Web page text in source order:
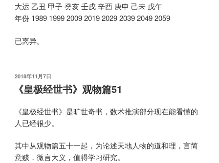
大运 乙丑 甲子 癸亥 壬戌 辛酉 庚申 己未 戊午
年份 1989 1999 2009 2019 2029 2039 2049 2059
已离异。
发
2018年11月7日
《皇极经世书》观物篇51
《皇极经世书》是旷世奇书，数术推演部分现在能看懂的
人已经很少。
其中从观物篇五十一起，为论述天地人物的道和理，言简
意赅，微言大义，值得学习研究。